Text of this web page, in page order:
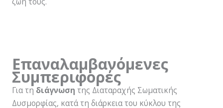
Επαναλαμβανόμενες
Συμπεριφορές
Για τη διάγνωση της Διαταραχής Σωματικής
Δυσμορφίας, κατά τη διάρκεια του κύκλου της